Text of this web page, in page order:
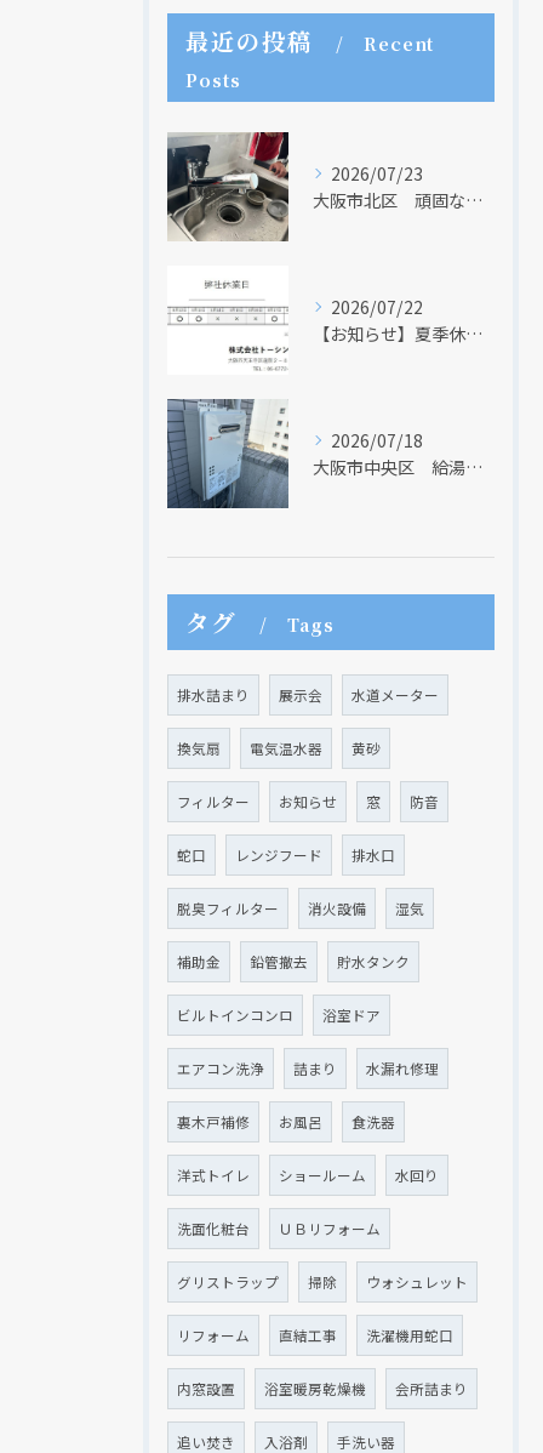
最近の投稿
Recent
Posts
2026/07/23
大阪市北区 頑固な水アカはなかなか取れない・・・
2026/07/22
【お知らせ】夏季休業日のお知らせ【２０２６年】
2026/07/18
大阪市中央区 給湯器のリモコンが無くても、リモコンを設置する方法はあります
タグ Tags
排水詰まり 展示会 水道メーター
換気扇 電気温水器 黄砂
フィルター お知らせ 窓 防音
蛇口 レンジフード 排水口
脱臭フィルター 消火設備 湿気
補助金 鉛管撤去 貯水タンク
ビルトインコンロ 浴室ドア
エアコン洗浄 詰まり 水漏れ修理
裏木戸補修 お風呂 食洗器
洋式トイレ ショールーム 水回り
洗面化粧台 ＵＢリフォーム
グリストラップ 掃除 ウォシュレット
リフォーム 直結工事 洗濯機用蛇口
内窓設置 浴室暖房乾燥機 会所詰まり
追い焚き 入浴剤 手洗い器